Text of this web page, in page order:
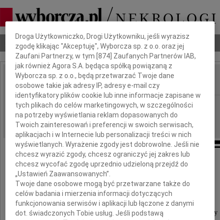
Nekrologi Odeszli Poradnik pogrzebowy
IMIĘ I NAZWISKO:
REGION: Wrocław
DATA EMISJI: 10.04.2010
Przyjacielowi
Janowi Ogińskiemu
wyrazy głębokiego współczucia i słowa otuchy
Dbamy o Twoją prywatność
Droga Użytkowniczko, Drogi Użytkowniku, jeśli wyrazisz
zgodę klikając "Akceptuję", Wyborcza sp. z o.o. oraz jej
Zaufani Partnerzy, w tym [874 ] Zaufanych Partnerów IAB,
jak również Agora S.A. będąca spółką powiązaną z
Wyborcza sp. z o.o., będą przetwarzać Twoje dane
osobowe takie jak adresy IP, adresy e-mail czy
identyfikatory plików cookie lub inne informacje zapisane w
tych plikach do celów marketingowych, w szczególności
na potrzeby wyświetlania reklam dopasowanych do
Twoich zainteresowań i preferencji w swoich serwisach,
aplikacjach i w Internecie lub personalizacji treści w nich
wyświetlanych. Wyrażenie zgody jest dobrowolne. Jeśli nie
chcesz wyrazić zgody, chcesz ograniczyć jej zakres lub
chcesz wycofać zgodę uprzednio udzieloną przejdź do
„Ustawień Zaawansowanych”.
Twoje dane osobowe mogą być przetwarzane także do
celów badania i mierzenia informacji dotyczących
funkcjonowania serwisów i aplikacji lub łączone z danymi
dot. świadczonych Tobie usług. Jeśli podstawą